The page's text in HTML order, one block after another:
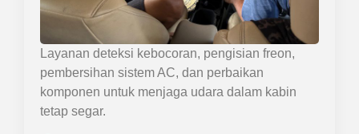
Layanan deteksi kebocoran, pengisian freon,
pembersihan sistem AC, dan perbaikan
komponen untuk menjaga udara dalam kabin
tetap segar.